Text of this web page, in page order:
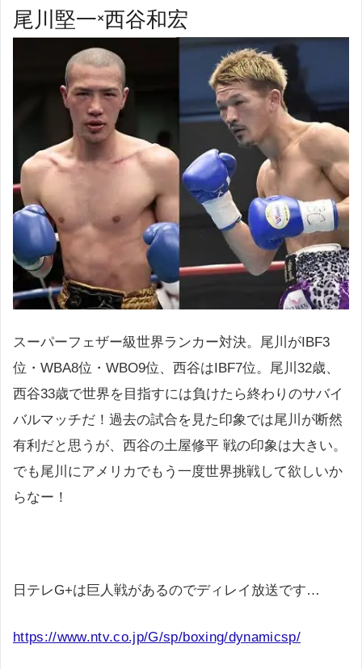
尾川堅一×西谷和宏
スーパーフェザー級世界ランカー対決。尾川がIBF3
位・WBA8位・WBO9位、西谷はIBF7位。尾川32歳、
西谷33歳で世界を目指すには負けたら終わりのサバイ
バルマッチだ！過去の試合を見た印象では尾川が断然
有利だと思うが、西谷の土屋修平 戦の印象は大きい。
でも尾川にアメリカでもう一度世界挑戦して欲しいか
らなー！
日テレG+は巨人戦があるのでディレイ放送です…
https://www.ntv.co.jp/G/sp/boxing/dynamicsp/